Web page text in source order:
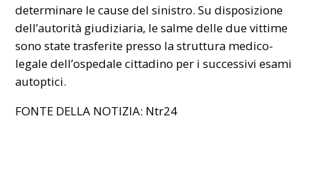
determinare le cause del sinistro. Su disposizione
dell’autorità giudiziaria, le salme delle due vittime
sono state trasferite presso la struttura medico-
legale dell’ospedale cittadino per i successivi esami
autoptici.
FONTE DELLA NOTIZIA: Ntr24